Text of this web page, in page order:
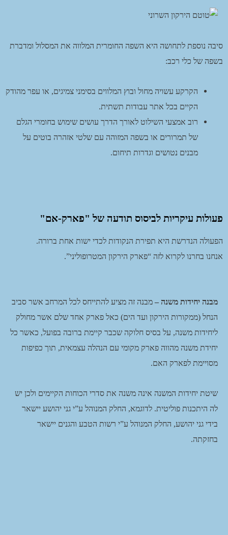
סיבה נוספת לתחושה היא השפה החומרית המלווה את המסלול ומדברת
בשפה של כלי רכב:
הקרקע עשויה מחול ובוץ המלווים בסימני צמיגים, או עפר מהודק
הקיים בכל אתר עבודות תשתית.
רוב אמצעי השילוט לאורך הדרך עושים שימוש בחומרי הגלם
של תמרורים או בשפה המזוהה עם שלטי אזהרה בוטים על
מבנים נטושים וגדרות תיחום.
פעולות עיקריות לביסוס תודעה של "פארק-אם"
הפעולה הנדרשת היא תפירת הנקודות לכדי ישות אחת ברורה.
אנחנו בחרנו לקרוא לזה “פארק הירקון המטרופוליני”.
מבנה יחידות משנה – מבנה זה מציע להתייחס לכל המרחב אשר סביב
הנחל (ממקורות הירקון ועד הים) כאל פארק אחד שלם אשר מחולק
ליחידות משנה, על בסיס חלוקה שכבר קיימת ברובה בפועל, כאשר כל
יחידת משנה מהווה פארק מקומי עם הנהלה עצמאית, תוך כפיפות
מסויימת לפארק האם.
שיטת יחידות המשנה אינה משנה את סדרי הכוחות הקיימים ולכן יש
לה היתכנות פוליטית. לדוגמא, החלק המנוהל ע”י גני יהושע יישאר
בידי גני יהושע, החלק המנוהל ע”י רשות הטבע והגנים יישאר
בחזקתה.